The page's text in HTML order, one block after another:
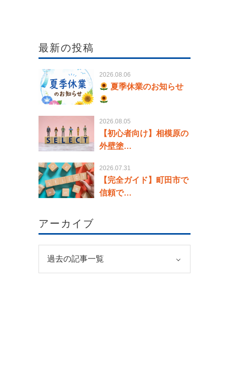
最新の投稿
2026.08.06
夏季休業のお知らせ
2026.08.05
【初心者向け】相模原の
外壁塗…
2026.07.31
【完全ガイド】町田市で
信頼で…
アーカイブ